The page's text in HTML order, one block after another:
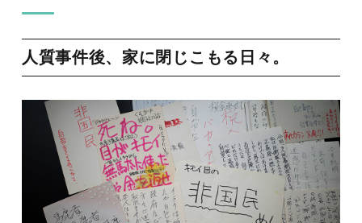
人質事件後、家に閉じこもる日々。